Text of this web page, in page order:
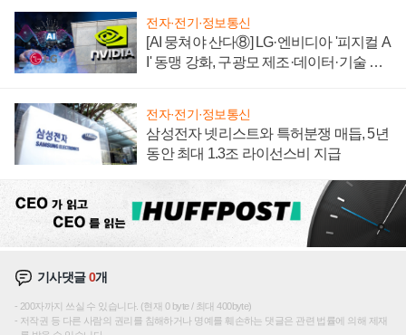
전자·전기·정보통신
[AI 뭉쳐야 산다⑧] LG·엔비디아 '피지컬 A
I' 동맹 강화, 구광모 제조·데이터·기술 결
전자·전기·정보통신
삼성전자 넷리스트와 특허분쟁 매듭, 5년
동안 최대 1.3조 라이선스비 지급
기사댓글0개
200자까지 쓰실 수 있습니다. (현재 0 byte / 최대 400byte)
저작권 등 다른 사람의 권리를 침해하거나 명예를 훼손하는 댓글은 관련 법률에 의해 제재